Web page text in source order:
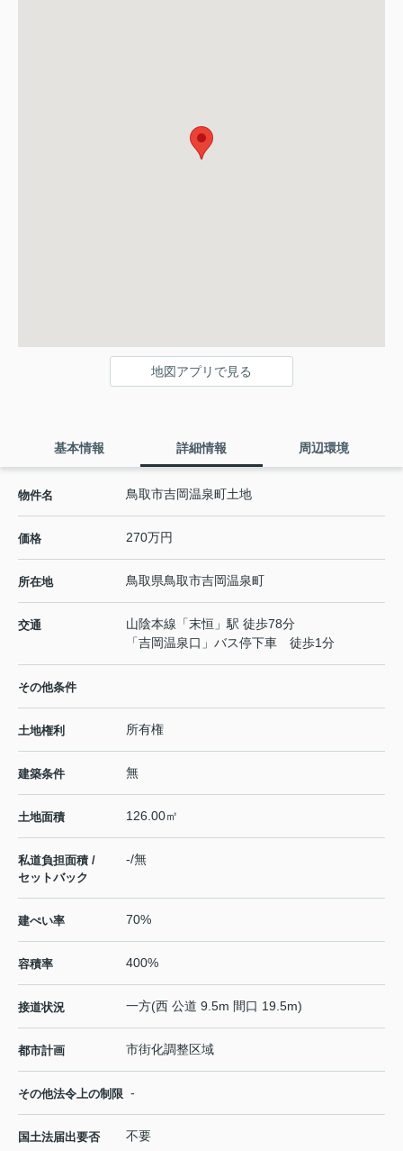
地図アプリで見る
基本情報 詳細情報 周辺環境
物件名 鳥取市吉岡温泉町土地
価格 270万円
所在地 鳥取県鳥取市吉岡温泉町
交通 山陰本線 「末恒 」駅 徒歩78分
「吉岡温泉口」バス停下車 徒歩1分
その他条件
土地権利 所有権
建築条件 無
土地面積 126.00㎡
私道負担面積 /
セットバック
-/無
建ぺい率 70%
容積率 400%
接道状況 一方(西 公道 9.5m 間口 19.5m)
都市計画 市街化調整区域
その他法令上の制限 -
国土法届出要否 不要